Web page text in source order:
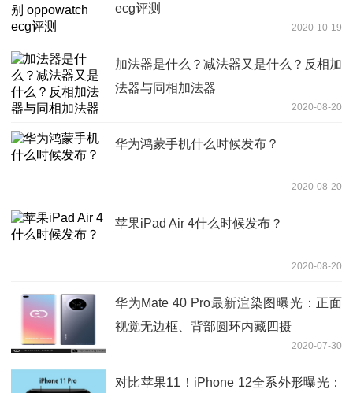
ecg评测
2020-10-19
加法器是什么？减法器又是什么？反相加
法器与同相加法器
2020-08-20
华为鸿蒙手机什么时候发布？
2020-08-20
苹果iPad Air 4什么时候发布？
2020-08-20
华为Mate 40 Pro最新渲染图曝光：正面
视觉无边框、背部圆环内藏四摄
2020-07-30
对比苹果11！iPhone 12全系外形曝光：